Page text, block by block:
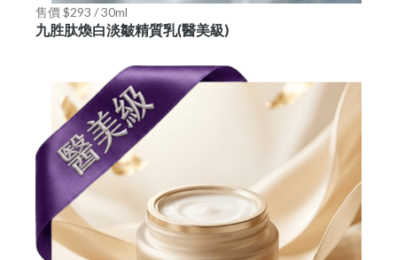
售價 $293 / 30ml
九胜肽煥白淡皺精質乳(醫美級)